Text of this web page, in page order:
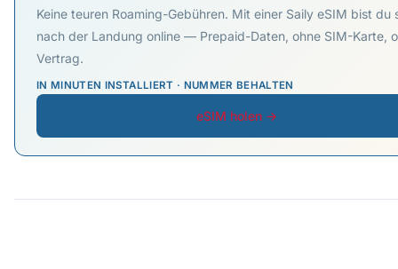
Keine teuren Roaming-Gebühren. Mit einer Saily eSIM bist du
nach der Landung online — Prepaid-Daten, ohne SIM-Karte,
Vertrag.
IN MINUTEN INSTALLIERT · NUMMER BEHALTEN
eSIM holen →